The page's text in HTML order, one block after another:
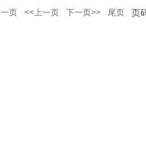
页 <<上一页 下一页>> 尾页 页